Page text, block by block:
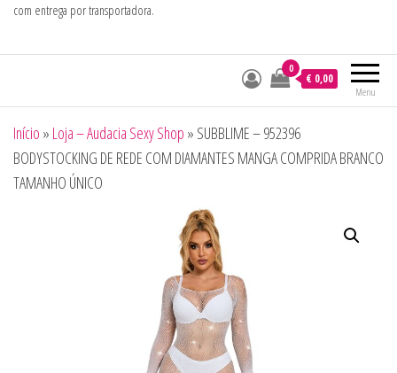
com entrega por transportadora.
Menu
0
€ 0,00
Início » Loja – Audacia Sexy Shop » SUBBLIME – 952396
BODYSTOCKING DE REDE COM DIAMANTES MANGA COMPRIDA BRANCO
TAMANHO ÚNICO